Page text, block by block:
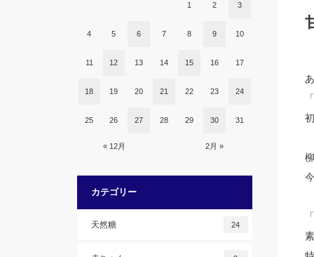
« 12月 2月 »
1 2 3
4 5 6 7 8 9 10
11 12 13 14 15 16 17
18 19 20 21 22 23 24
25 26 27 28 29 30 31
カテゴリー
天然糖 24